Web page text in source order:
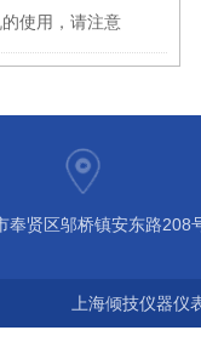
使用，请注意
奉贤区邬桥镇安东路208
上海倾技仪器